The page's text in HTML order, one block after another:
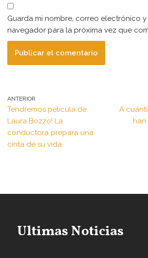
Guarda mi nombre, correo electrónico
navegador para la próxima vez que
ANTERIOR
Tendremos película de
Laura Bozzo! La
conductora prepara una
cinta de su vida
A
han
Ultimas Noticias